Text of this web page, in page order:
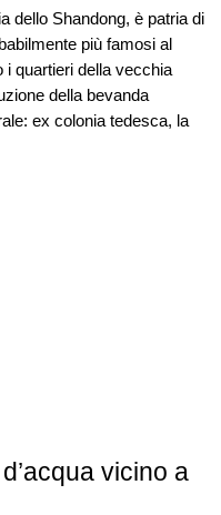
dello Shandong, è patria di
più famosi al
i quartieri della vecchia
della bevanda
ex colonia tedesca, la
vicino a